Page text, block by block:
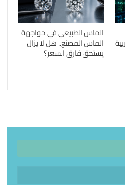
الماس الطبيعي في مواجهة
الماس المصنع.. هل لا يزال
يستحق فارق السعر؟